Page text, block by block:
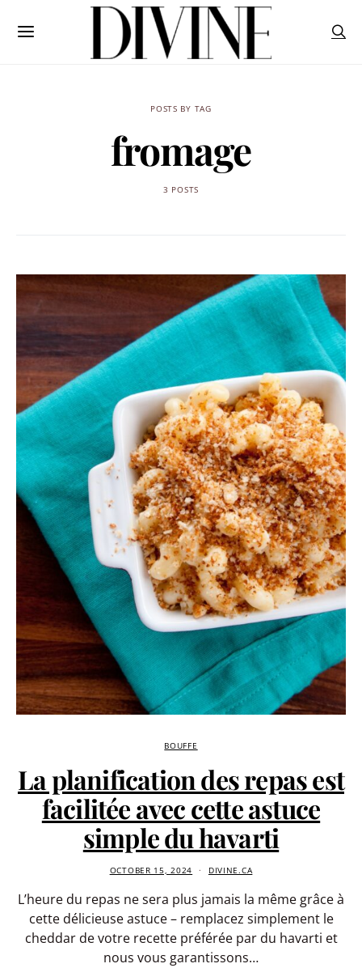
POSTS BY TAG
fromage
3 POSTS
BOUFFE
La planification des repas est
facilitée avec cette astuce
simple du havarti
OCTOBER 15, 2024 DIVINE.CA
L’heure du repas ne sera plus jamais la même grâce à
cette délicieuse astuce – remplacez simplement le
cheddar de votre recette préférée par du havarti et
nous vous garantissons…